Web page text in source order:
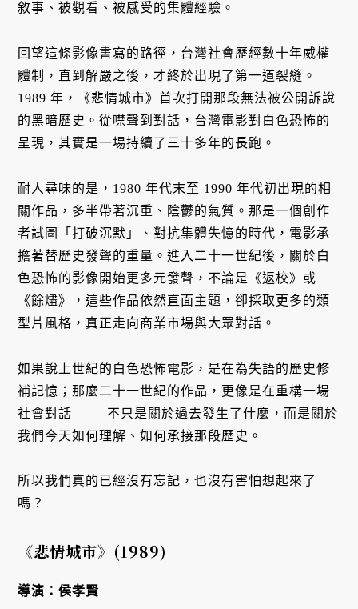
敘事、被觀看、被感受的集體經驗。
回望這條影像書寫的路徑，台灣社會歷經數十年威權
體制，直到解嚴之後，才終於出現了第一道裂縫。
1989 年，《悲情城市》首次打開那段無法被公開訴說
的黑暗歷史。從噤聲到對話，台灣電影對白色恐怖的
呈現，其實是一場持續了三十多年的長跑。
耐人尋味的是，1980 年代末至 1990 年代初出現的相
關作品，多半帶著沉重、陰鬱的氣質。那是一個創作
者試圖「打破沉默」、對抗集體失憶的時代，電影承
擔著替歷史發聲的重量。進入二十一世紀後，關於白
色恐怖的影像開始更多元發聲，不論是《返校》或
《餘燼》，這些作品依然直面主題，卻採取更多的類
型片風格，真正走向商業市場與大眾對話。
如果說上世紀的白色恐怖電影，是在為失語的歷史修
補記憶；那麼二十一世紀的作品，更像是在重構一場
社會對話 —— 不只是關於過去發生了什麼，而是關於
我們今天如何理解、如何承接那段歷史。
所以我們真的已經沒有忘記，也沒有害怕想起來了
嗎？
《悲情城市》 (1989)
導演：侯孝賢